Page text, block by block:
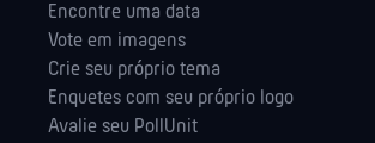
Encontre uma data
Vote em imagens
Crie seu próprio tema
Enquetes com seu próprio logo
Avalie seu PollUnit